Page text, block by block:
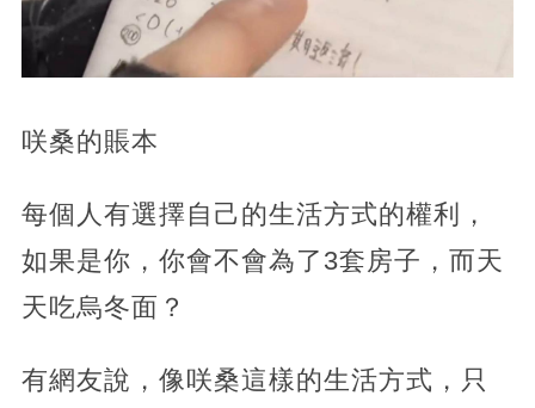
咲桑的賬本
每個人有選擇自己的生活方式的權利，
如果是你，你會不會為了3套房子，而天
天吃烏冬面？
有網友說，像咲桑這樣的生活方式，只